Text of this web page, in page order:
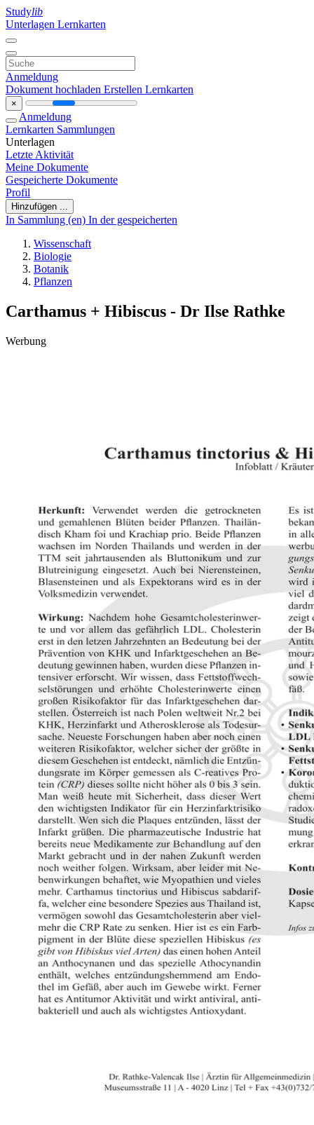
Studylib
Unterlagen Lernkarten
Anmeldung
Dokument hochladen Erstellen Lernkarten
×
Anmeldung
Lernkarten Sammlungen
Unterlagen
Letzte Aktivität
Meine Dokumente
Gespeicherte Dokumente
Profil
Hinzufügen ...
In Sammlung (en) In der gespeicherten
Wissenschaft
Biologie
Botanik
Pflanzen
Carthamus + Hibiscus - Dr Ilse Rathke
Werbung